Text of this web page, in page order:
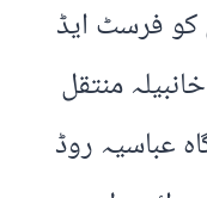
65 زخمیوں کو فرسٹ ایڈ
سی خانبیلہ منتقل
عباسیہ روڈ